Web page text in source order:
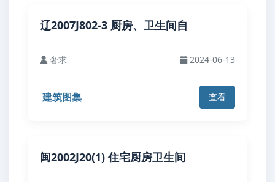
辽2007J802-3 厨房、卫生间自
奢求 2024-06-13
建筑图集 查看
闽2002J20(1) 住宅厨房卫生间